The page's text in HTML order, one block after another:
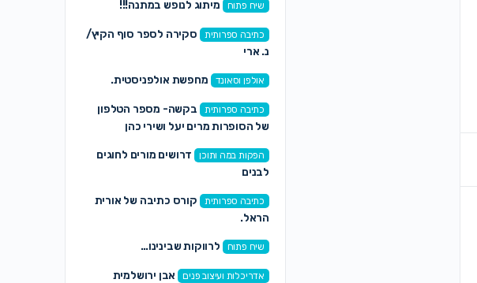
שיח פתוח מיתוג לנופש במתנה!!!
כתיבה ספרותית
סקירה לספר סוף הקיץ/
נ. ארי
אולפן וסאונד מחפשת אולפניסטית.
כתיבה ספרותית
בקשה- מספר הטלפון
של הסופרות מרים יעל ושירי כהן
הפקות במה ותוכן
דרושים מורים לחוגים
לבנים
כתיבה ספרותית
קורס כתיבה של אורית
הראל.
שיח פתוח לרווקות שבינינו…
אדריכלות ועיצוב פנים
אבן ירושלמית